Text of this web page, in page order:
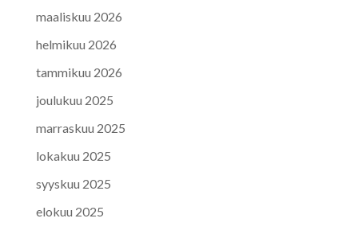
maaliskuu 2026
helmikuu 2026
tammikuu 2026
joulukuu 2025
marraskuu 2025
lokakuu 2025
syyskuu 2025
elokuu 2025